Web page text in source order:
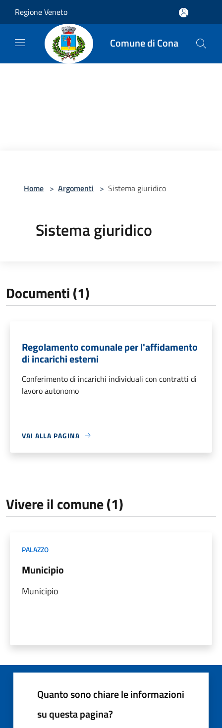
Regione Veneto
Comune di Cona
Home > Argomenti > Sistema giuridico
Sistema giuridico
Documenti (1)
Regolamento comunale per l'affidamento
di incarichi esterni
Conferimento di incarichi individuali con contratti di
lavoro autonomo
VAI ALLA PAGINA
Vivere il comune (1)
PALAZZO
Municipio
Municipio
Quanto sono chiare le informazioni
su questa pagina?